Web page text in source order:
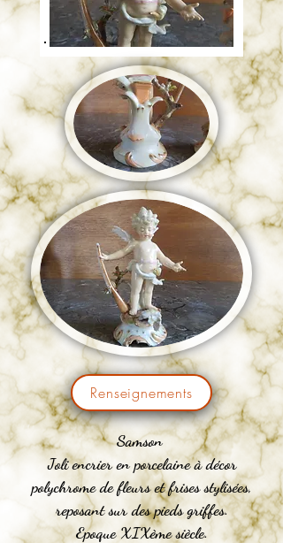
Renseignements
Samson
Joli encrier en porcelaine à décor
polychrome de fleurs et frises stylisées,
reposant sur des pieds griffes.
Epoque XIXème siècle.